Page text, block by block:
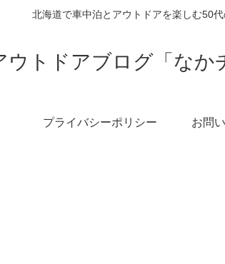
北海道で車中泊とアウトドアを楽しむ50
ウトドアブログ「なか
プライバシーポリシー お問